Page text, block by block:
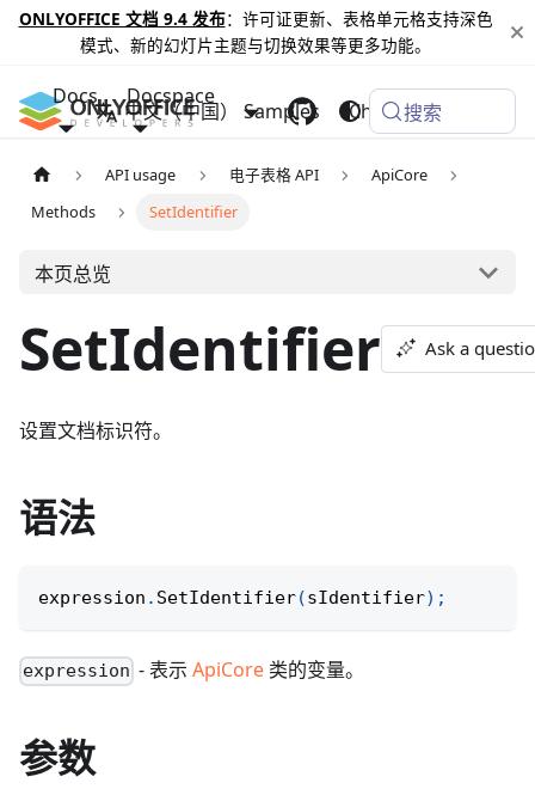
ONLYOFFICE 文档 9.4 发布：许可证更新、表格单元格支持深色
模式、新的幻灯片主题与切换效果等更多功能。
Docs Docspace
Samples Changelog
中文（中国） 搜索
API usage 电子表格 API
ApiCore
Methods
SetIdentifier
本页总览
SetIdentifier Ask a
设置文档标识符。
语法
expression . SetIdentifier(sIdentifier) ;
expression - 表示ApiCore 类的变量。
参数